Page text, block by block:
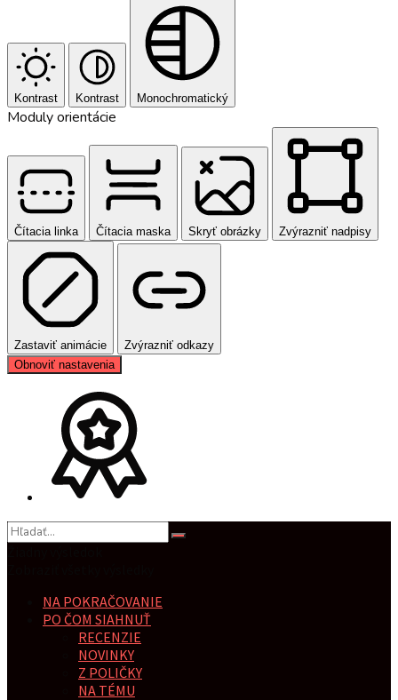
Kontrast Kontrast Monochromatický
Moduly orientácie
Čítacia linka Čítacia maska Skryť obrázky Zvýrazniť nadpisy
Zastaviť animácie
Zvýrazniť odkazy
Obnoviť nastavenia
NA POKRAČOVANIE
PO ČOM SIAHNUŤ
RECENZIE
NOVINKY
Z POLIČKY
NA TÉMU